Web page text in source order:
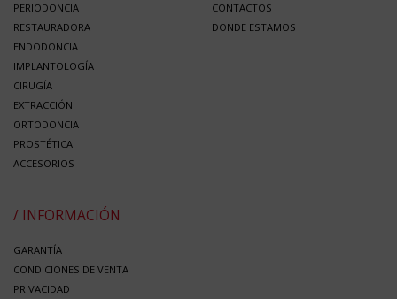
PERIODONCIA
RESTAURADORA
ENDODONCIA
IMPLANTOLOGÍA
CIRUGÍA
EXTRACCIÓN
ORTODONCIA
PROSTÉTICA
ACCESORIOS
CONTACTOS
DONDE ESTAMOS
/ INFORMACIÓN
GARANTÍA
CONDICIONES DE VENTA
PRIVACIDAD